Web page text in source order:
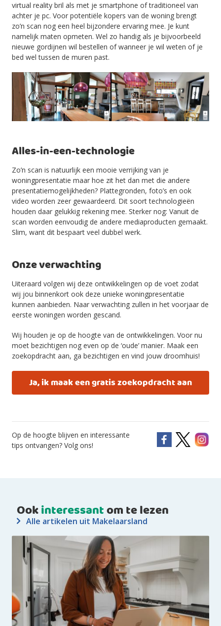
virtual reality bril als met je smartphone of traditioneel van
achter je pc. Voor potentiële kopers van de woning brengt
zo’n scan nog een heel bijzondere ervaring mee. Je kunt
namelijk maten opmeten. Wel zo handig als je bijvoorbeeld
nieuwe gordijnen wil bestellen of wanneer je wil weten of je
bed wel tussen de muren past.
Alles-in-een-technologie
Zo’n scan is natuurlijk een mooie verrijking van je
woningpresentatie maar hoe zit het dan met die andere
presentatiemogelijkheden? Plattegronden, foto’s en ook
video worden zeer gewaardeerd. Dit soort technologieën
houden daar gelukkig rekening mee. Sterker nog: Vanuit de
scan worden eenvoudig de andere mediaproducten gemaakt.
Slim, want dit bespaart veel dubbel werk.
Onze verwachting
Uiteraard volgen wij deze ontwikkelingen op de voet zodat
wij jou binnenkort ook deze unieke woningpresentatie
kunnen aanbieden. Naar verwachting zullen in het voorjaar de
eerste woningen worden gescand.
Wij houden je op de hoogte van de ontwikkelingen. Voor nu
moet bezichtigen nog even op de ‘oude’ manier. Maak een
zoekopdracht aan, ga bezichtigen en vind jouw droomhuis!
Ja, ik maak een gratis zoekopdracht aan
Op de hoogte blijven en interessante
tips ontvangen? Volg ons!
Ookinteressantom te lezen
Alle artikelen uit Makelaarsland